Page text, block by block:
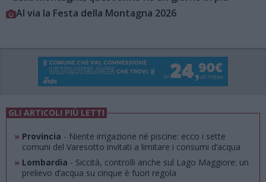
Al via la Festa della Montagna 2026
GLI ARTICOLI PIÙ LETTI
» Provincia - Niente irrigazione né piscine: ecco i sette
comuni del Varesotto invitati a limitare i consumi d’acqua
» Lombardia - Siccità, controlli anche sul Lago Maggiore: un
prelievo d’acqua su cinque è fuori regola